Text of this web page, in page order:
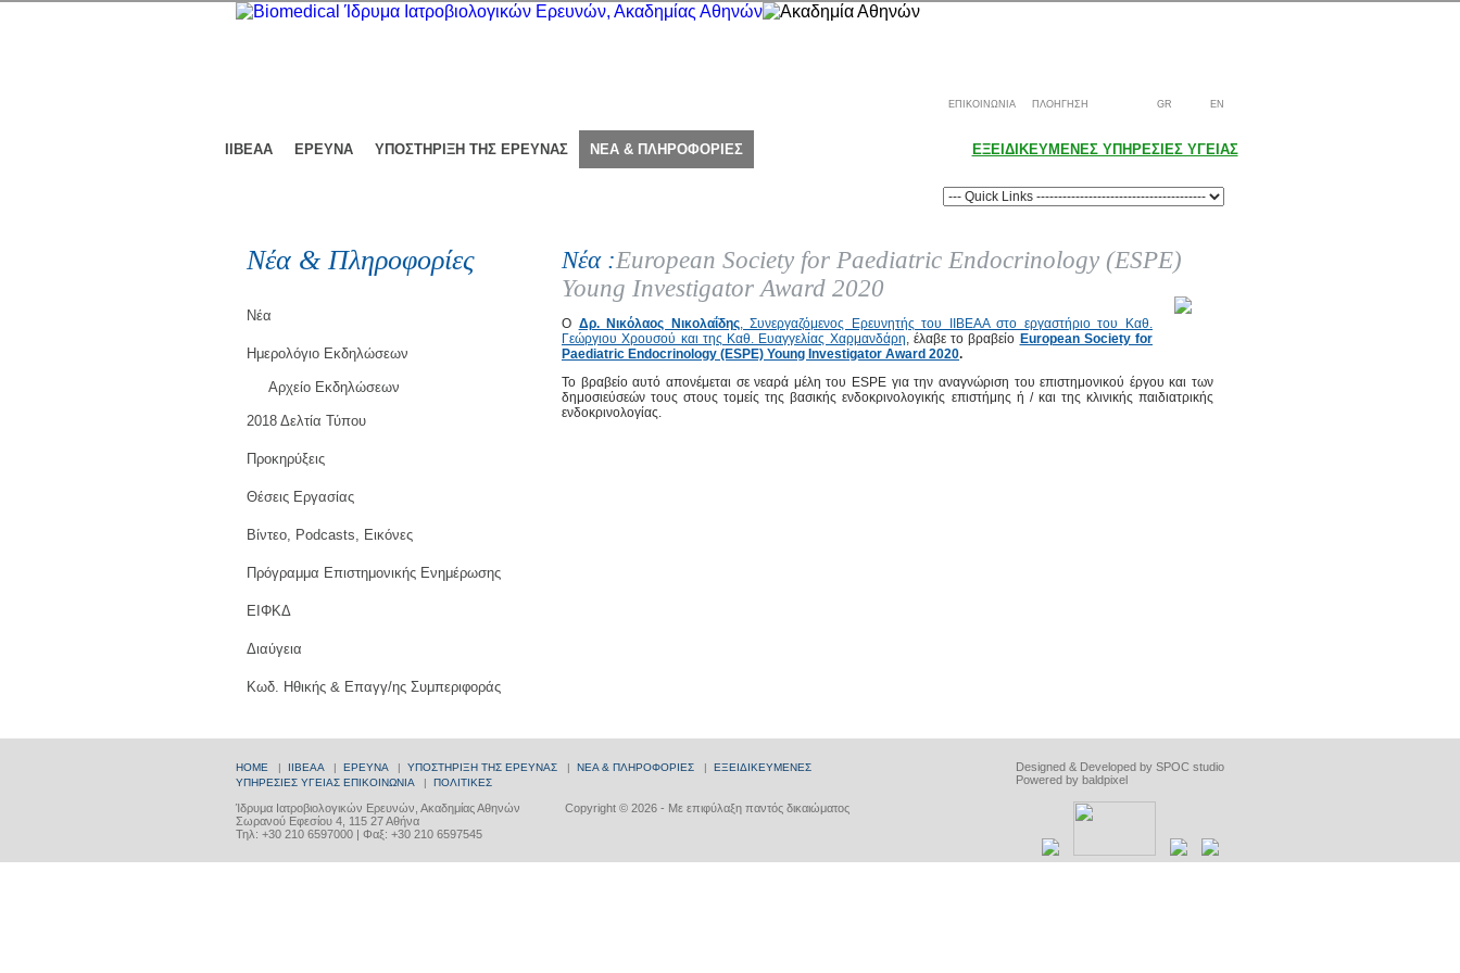
ΕΠΙΚΟΙΝΩΝΙΑ ΠΛΟΗΓΗΣΗ GR EN
ΙΙΒΕΑΑ ΕΡΕΥΝΑ ΥΠΟΣΤΗΡΙΞΗ ΤΗΣ ΕΡΕΥΝΑΣ ΝΕΑ & ΠΛΗΡΟΦΟΡΙΕΣ ΕΞΕΙΔΙΚΕΥΜΕΝΕΣ ΥΠΗΡΕΣΙΕΣ ΥΓΕΙΑΣ
Νέα & Πληροφορίες
Νέα
Ημερολόγιο Εκδηλώσεων
Αρχείο Εκδηλώσεων
2018 Δελτία Τύπου
Προκηρύξεις
Θέσεις Εργασίας
Βίντεο, Podcasts, Εικόνες
Πρόγραμμα Επιστημονικής Ενημέρωσης
ΕΙΦΚΔ
Διαύγεια
Κωδ. Ηθικής & Επαγγ/ης Συμπεριφοράς
Νέα :European Society for Paediatric Endocrinology (ESPE)
Young Investigator Award 2020
Ο Δρ. Νικόλαος Νικολαΐδης, Συνεργαζόμενος Ερευνητής του ΙΙΒΕΑΑ στο εργαστήριο του Καθ.
Γεώργιου Χρουσού και της Καθ. Ευαγγελίας Χαρμανδάρη, έλαβε το βραβείο European Society for
Paediatric Endocrinology (ESPE) Young Investigator Award 2020.
Το βραβείο αυτό απονέμεται σε νεαρά μέλη του ESPE για την αναγνώριση του επιστημονικού έργου και των
δημοσιεύσεών τους στους τομείς της βασικής ενδοκρινολογικής επιστήμης ή / και της κλινικής παιδιατρικής
ενδοκρινολογίας.
Designed & Developed by SPOC studio
Powered by baldpixel
HOME | ΙΙΒΕΑΑ | ΕΡΕΥΝΑ | ΥΠΟΣΤΗΡΙΞΗ ΤΗΣ ΕΡΕΥΝΑΣ | ΝΕΑ & ΠΛΗΡΟΦΟΡΙΕΣ | ΕΞΕΙΔΙΚΕΥΜΕΝΕΣ
ΥΠΗΡΕΣΙΕΣ ΥΓΕΙΑΣ ΕΠΙΚΟΙΝΩΝΙΑ | ΠΟΛΙΤΙΚΕΣ
Copyright © 2026 - Με επιφύλαξη παντός δικαιώματος
Ίδρυμα Ιατροβιολογικών Ερευνών, Ακαδημίας Αθηνών
Σωρανού Εφεσίου 4, 115 27 Αθήνα
Τηλ: +30 210 6597000 | Φαξ: +30 210 6597545